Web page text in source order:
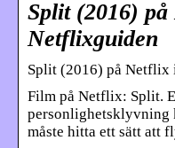
Split (2016)
Netflixguiden
Split (2016) på Netflix
Film på Netflix: Split.
personlighetsklyvning
måste hitta ett sätt att